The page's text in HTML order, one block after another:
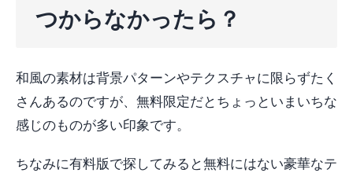
つからなかったら？
和風の素材は背景パターンやテクスチャに限らずたく
さんあるのですが、無料限定だとちょっといまいちな
感じのものが多い印象です。
ちなみに有料版で探してみると無料にはない豪華なテ